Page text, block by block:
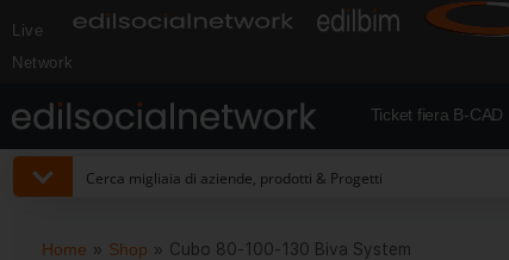
Live
Network
Ticket fiera B-CAD
Home » Shop » Cubo 80-100-130 Biva System